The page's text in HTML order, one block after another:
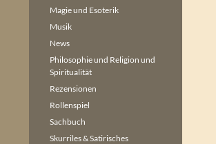
Magie und Esoterik
Musik
News
Philosophie und Religion und
Spiritualität
Rezensionen
Rollenspiel
Sachbuch
Skurriles & Satirisches